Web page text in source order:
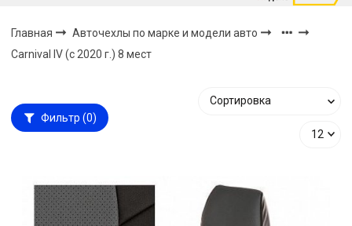
Главная
Авточехлы по марке и модели авто
Carnival IV (с 2020 г.) 8 мест
Фильтр (0)